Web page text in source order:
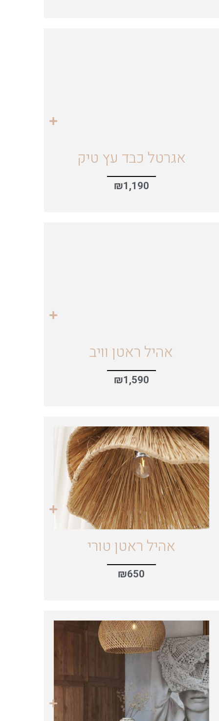
אגרטל כבד עץ טיק
₪1,190
אהיל ראטן וויב
₪1,590
אהיל ראטן טורי
₪650